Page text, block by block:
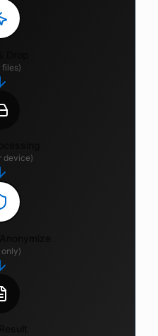
(Your files)
(On your device)
(Text only)